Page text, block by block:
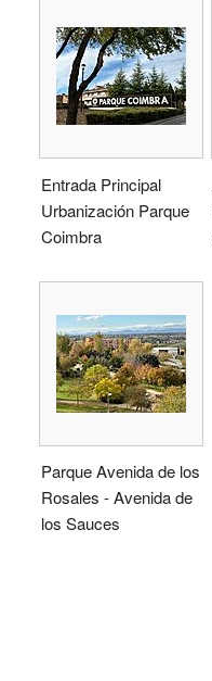
Entrada Principal
Urbanización Parque
Coimbra
Parque Avenida de los
Rosales - Avenida de
los Sauces